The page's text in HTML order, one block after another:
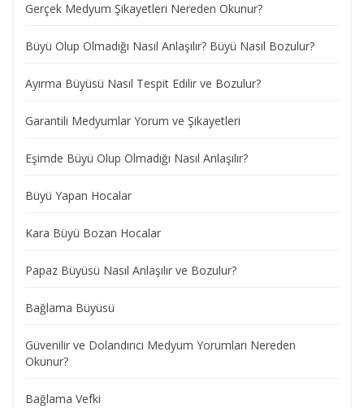
Gerçek Medyum Şikayetleri Nereden Okunur?
Büyü Olup Olmadığı Nasıl Anlaşılır? Büyü Nasıl Bozulur?
Ayırma Büyüsü Nasıl Tespit Edilir ve Bozulur?
Garantili Medyumlar Yorum ve Şikayetleri
Eşimde Büyü Olup Olmadığı Nasıl Anlaşılır?
Büyü Yapan Hocalar
Kara Büyü Bozan Hocalar
Papaz Büyüsü Nasıl Anlaşılır ve Bozulur?
Bağlama Büyüsü
Güvenilir ve Dolandırıcı Medyum Yorumları Nereden
Okunur?
Bağlama Vefki